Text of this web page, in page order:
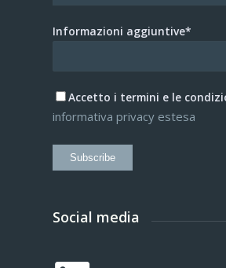
Informazioni aggiuntive*
Accetto i termini e le
informativa privacy estesa
Subscribe
Social media